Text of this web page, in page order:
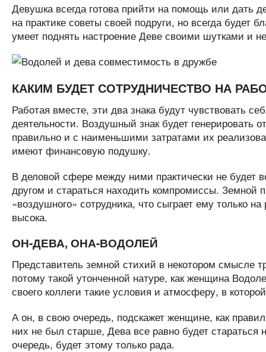
Девушка всегда готова прийти на помощь или дать
на практике советы своей подруги, но всегда будет
умеет поднять настроение Деве своими шутками и
КАКИМ БУДЕТ СОТРУДНИЧЕСТВО НА
Работая вместе, эти два знака будут чувствовать
деятельности. Воздушный знак будет генерировать
правильно и с наименьшими затратами их
имеют финансовую подушку.
В деловой сфере между ними практически не будет
другом и стараться находить компромиссы.
«воздушного» сотрудника, что сыграет ему только
высока.
ОН-ДЕВА, ОНА-ВОДОЛЕЙ
Представитель земной стихий в некотором смысле
потому такой утонченной натуре, как женщина
своего коллеги такие условия и атмосферу, в
А он, в свою очередь, подскажет женщине, как
них не был старше, Дева все равно будет
очередь, будет этому только рада.